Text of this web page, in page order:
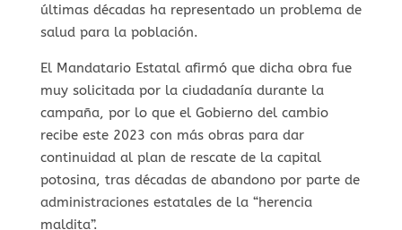
últimas décadas ha representado un problema de
salud para la población.
El Mandatario Estatal afirmó que dicha obra fue
muy solicitada por la ciudadanía durante la
campaña, por lo que el Gobierno del cambio
recibe este 2023 con más obras para dar
continuidad al plan de rescate de la capital
potosina, tras décadas de abandono por parte de
administraciones estatales de la “herencia
maldita”.